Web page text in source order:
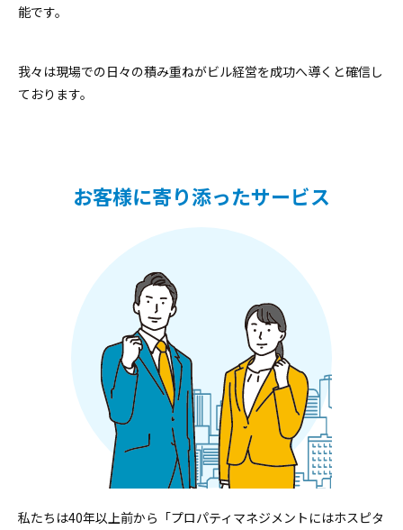
能です。
我々は現場での日々の積み重ねがビル経営を成功へ導くと確信し
ております。
お客様に寄り添ったサービス
私たちは40年以上前から「プロパティマネジメントにはホスピタ